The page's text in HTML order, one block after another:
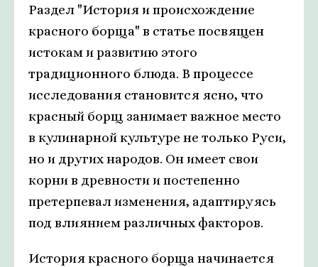
Раздел "История и происхождение
красного борща" в статье посвящен
истокам и развитию этого
традиционного блюда. В процессе
исследования становится ясно, что
красный борщ занимает важное место
в кулинарной культуре не только Руси,
но и других народов. Он имеет свои
корни в древности и постепенно
претерпевал изменения, адаптируясь
под влиянием различных факторов.
История красного борща начинается